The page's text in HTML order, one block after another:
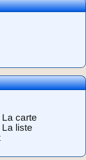
carte
liste